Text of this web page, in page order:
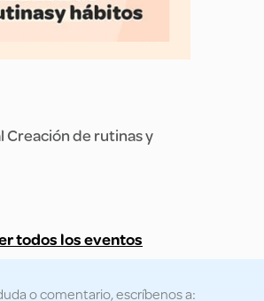
Creación de rutinas y
todos los eventos
o comentario, escríbenos a: